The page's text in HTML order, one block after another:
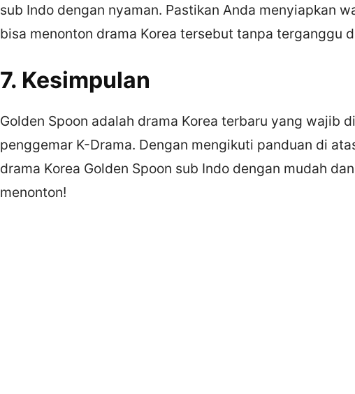
sub Indo dengan nyaman. Pastikan Anda menyiapkan
bisa menonton drama Korea tersebut tanpa terganggu
7. Kesimpulan
Golden Spoon adalah drama Korea terbaru yang wajib
penggemar K-Drama. Dengan mengikuti panduan di
drama Korea Golden Spoon sub Indo dengan mudah
menonton!